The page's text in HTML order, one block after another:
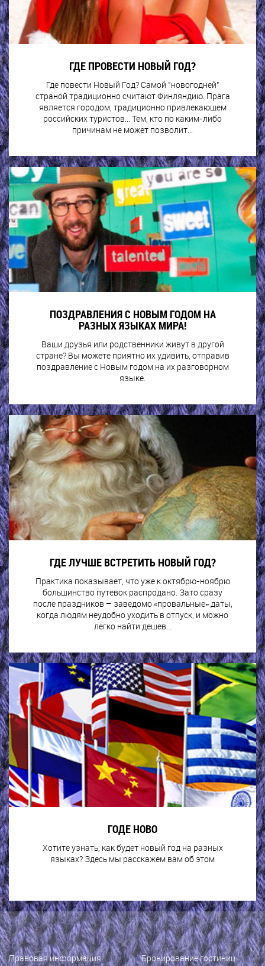
ГДЕ ПРОВЕСТИ НОВЫЙ ГОД?
Где повести Новый Год? Самой "новогодней"
страной традиционно считают Финляндию. Прага
является городом, традиционно привлекающем
российских туристов… Тем, кто по каким-либо
причинам не может позволит...
ПОЗДРАВЛЕНИЯ С НОВЫМ ГОДОМ НА
РАЗНЫХ ЯЗЫКАХ МИРА!
Ваши друзья или родственники живут в другой
стране? Вы можете приятно их удивить, отправив
поздравление с Новым годом на их разговорном
языке.
ГДЕ ЛУЧШЕ ВСТРЕТИТЬ НОВЫЙ ГОД?
Практика показывает, что уже к октябрю-ноябрю
большинство путевок распродано. Зато сразу
после праздников – заведомо «провальные» даты,
когда людям неудобно уходить в отпуск, и можно
легко найти дешев...
ГОДЕ НОВО
Хотите узнать, как будет новый год на разных
языках? Здесь мы расскажем вам об этом
Правовая информация
Бронирование гостиниц